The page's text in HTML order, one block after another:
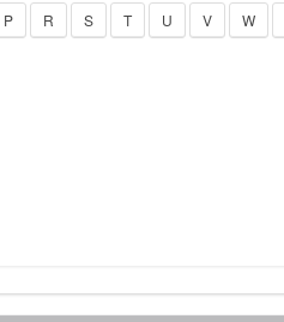
P R S T U V W